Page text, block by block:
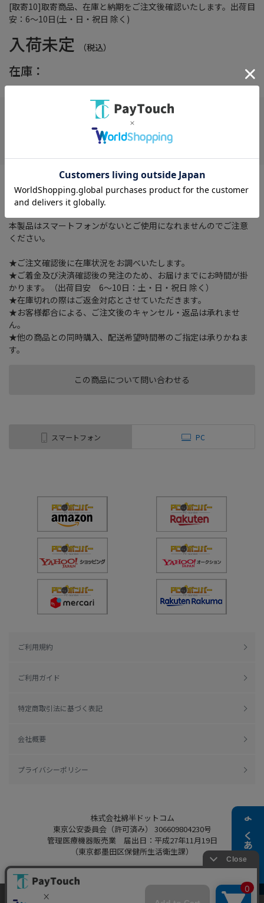
よくある質問
[取寄10]取寄商品、在庫と納期をご注文後確認いたします。出荷目
安：6～10日(土・日・祝日 除く)
入荷未定 （税込）
在庫：
この商品について問い合わせる
在庫がありません
主な機能：心拍計、血中酸素、歩数計、カロリー計算、メッセー
ジ・電話機能、睡眠測定、座りがち注意、スポーツ対応、日常生
活用防水
本製品はスマートフォンがないとご使用になれませんのでご注意
ください。
★ご注文確認後に在庫状況をお調べいたします。
★ご着金及び決済確認後の発注のため、お届けまでにお時間が掛
かります。（出荷目安 6～10日：土・日・祝日 除く）
★在庫切れの際はご返金対応とさせていただきます。
★お客様都合による、ご注文後のキャンセル・返品は承れませ
ん。
★他の商品との同時購入、配送希望時間帯のご指定は承りかねま
す。
スマートフォン PC
ご利用規約
ご利用ガイド
特定商取引法に基づく表記
会社概要
プライバシーポリシー
株式会社綿半ドットコム
東京公安委員会（許可済み） 306609804230号
管理医療機器販売業 届出日：平成27年11月19日
（東京都墨田区保健所生活衛生課）
当ウェブサイトでは、お客様により良いサービス